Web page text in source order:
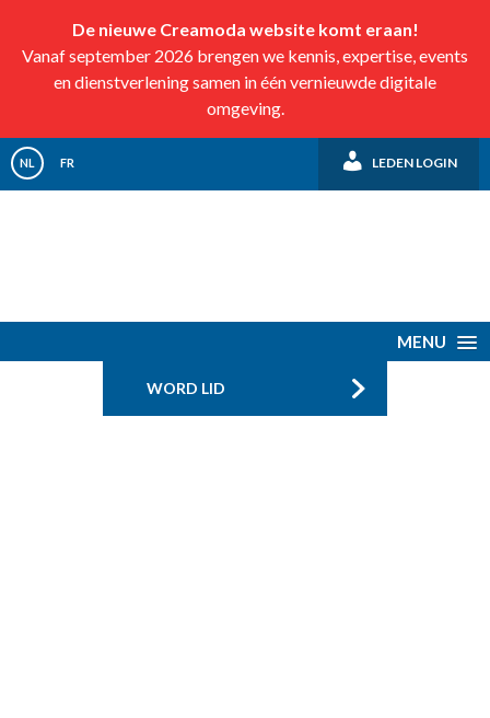
De nieuwe Creamoda website komt eraan!
Vanaf september 2026 brengen we kennis, expertise, events
en dienstverlening samen in één vernieuwde digitale
omgeving.
NL FR LEDEN LOGIN
MENU
WORD LID